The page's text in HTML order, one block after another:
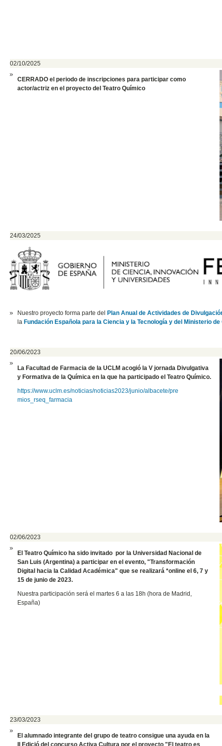
02/10/2025
CERRADO el periodo de inscripciones para participar como
actor/actriz en el proyecto del Teatro Químico
24/03/2025
Nuestro proyecto forma parte del
Plan Anual de Actividades de
la Fundación Española para la Ciencia y la Tecnología y del Ministerio
20/06/2023
La Facultad de Farmacia de la UCLM acogió la V jornada Divulgativa
y Formativa de la Química en la que ha participado el Teatro Químico.
https://www.uclm.es/noticias/noticias2023/junio/albacete/pre
mios_rseq_farmacia
02/06/2023
El Teatro Químico ha sido invitado por la Universidad Nacional de
San Luis (Argentina) a participar en el evento, "Transformación
Digital hacia la Calidad Académica" que se realizará *online el 6, 7 y
15 de junio de 2023.
Nuestra participación será el martes 6 a las 18h (hora de Madrid,
España)
23/03/2023
El alumnado integrante del grupo de teatro consigue una ayuda en la